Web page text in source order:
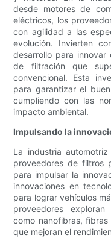
desde motores de
eléctricos, los
con agilidad a las
evolución. Invierten
desarrollo para innovar
de filtración que
convencional. Esta
para garantizar el
cumpliendo con las
impacto ambiental.
Impulsando la
La industria
proveedores de filtros
para impulsar la
innovaciones en
para lograr vehículos
proveedores exploran
como nanofibras,
que mejoran el